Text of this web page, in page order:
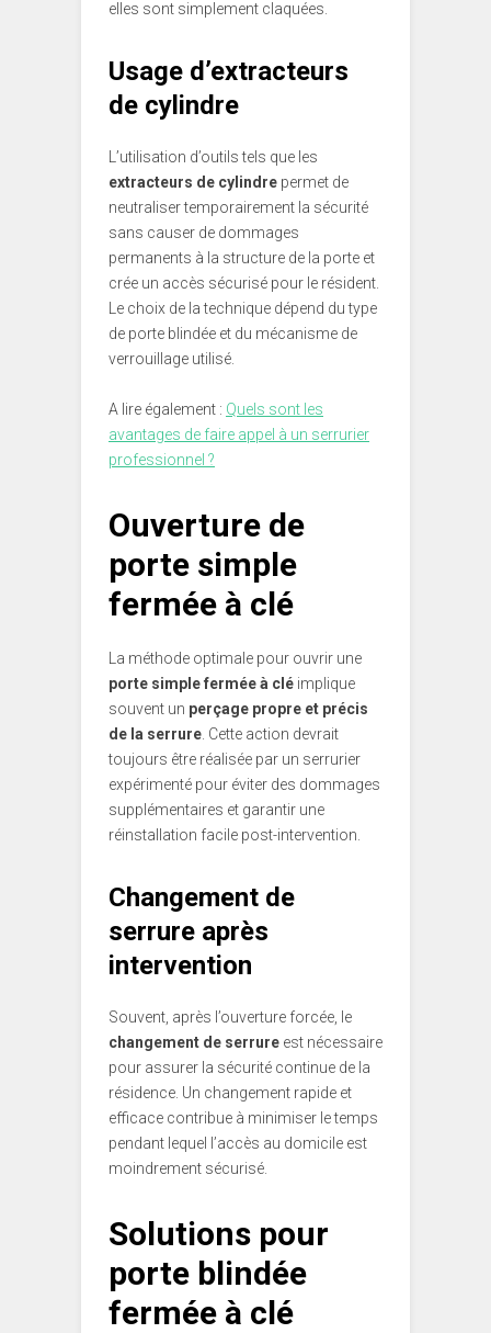
elles sont simplement claquées.
Usage d’extracteurs
de cylindre
L’utilisation d’outils tels que les
extracteurs de cylindre permet de
neutraliser temporairement la sécurité
sans causer de dommages
permanents à la structure de la porte et
crée un accès sécurisé pour le résident.
Le choix de la technique dépend du type
de porte blindée et du mécanisme de
verrouillage utilisé.
A lire également : Quels sont les
avantages de faire appel à un serrurier
professionnel ?
Ouverture de
porte simple
fermée à clé
La méthode optimale pour ouvrir une
porte simple fermée à clé implique
souvent un perçage propre et précis
de la serrure . Cette action devrait
toujours être réalisée par un serrurier
expérimenté pour éviter des dommages
supplémentaires et garantir une
réinstallation facile post-intervention.
Changement de
serrure après
intervention
Souvent, après l’ouverture forcée, le
changement de serrure est nécessaire
pour assurer la sécurité continue de la
résidence. Un changement rapide et
efficace contribue à minimiser le temps
pendant lequel l’accès au domicile est
moindrement sécurisé.
Solutions pour
porte blindée
fermée à clé